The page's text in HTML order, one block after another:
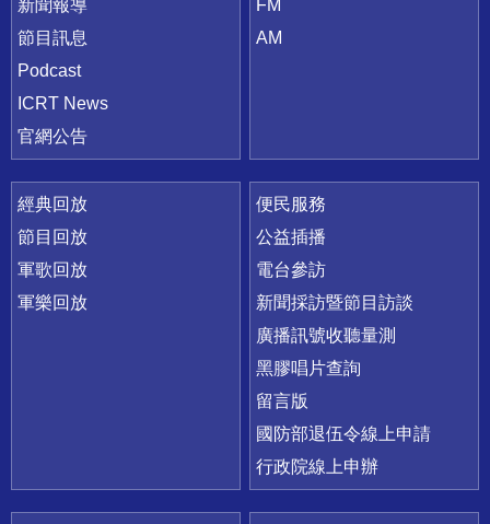
新聞報導
節目訊息
Podcast
ICRT News
官網公告
FM
AM
經典回放
節目回放
軍歌回放
軍樂回放
便民服務
公益插播
電台參訪
新聞採訪暨節目訪談
廣播訊號收聽量測
黑膠唱片查詢
留言版
國防部退伍令線上申請
行政院線上申辦